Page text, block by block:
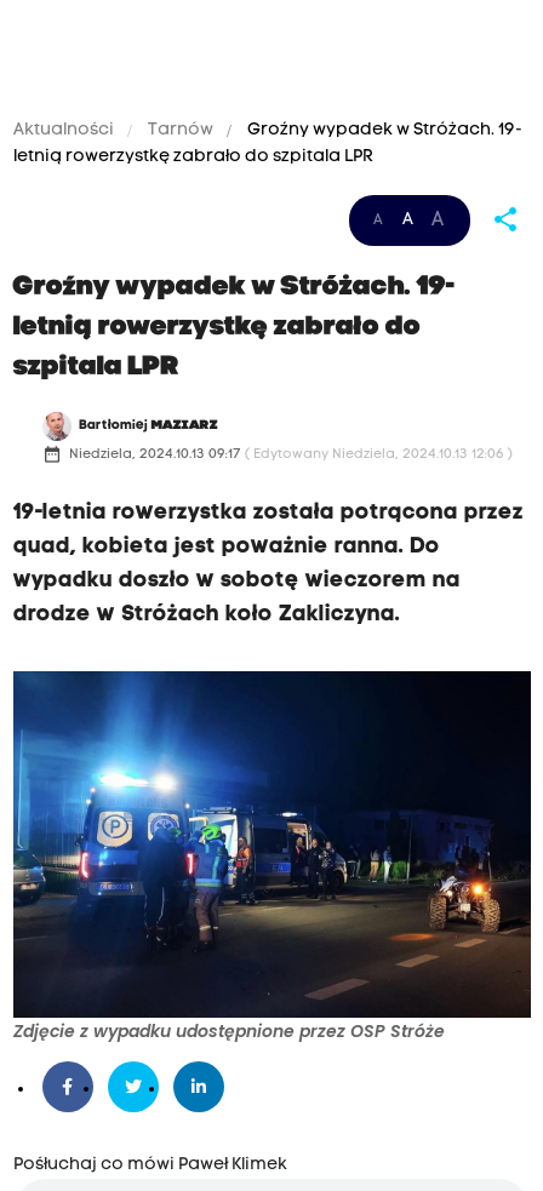
Aktualności Tarnów
Groźny wypadek w Stróżach. 19-
letnią rowerzystkę zabrało do szpitala LPR
A A A share
Groźny wypadek w Stróżach. 19-
letnią rowerzystkę zabrało do
szpitala LPR
Bartłomiej MAZIARZ
date_range Niedziela, 2024.10.13 09:17 ( Edytowany Niedziela, 2024.10.13 12:06 )
19-letnia rowerzystka została potrącona przez
quad, kobieta jest poważnie ranna. Do
wypadku doszło w sobotę wieczorem na
drodze w Stróżach koło Zakliczyna.
Zdjęcie z wypadku udostępnione przez OSP Stróże
Pośłuchaj co mówi Paweł Klimek